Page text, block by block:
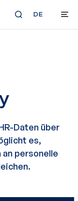
DE
Daten über
es,
personelle